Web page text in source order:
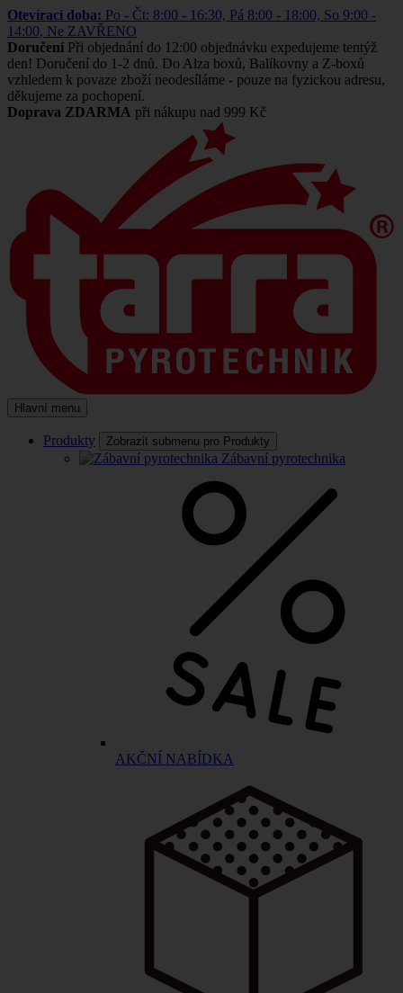
Otevírací doba: Po - Čt: 8:00 - 16:30, Pá 8:00 - 18:00, So 9:00 -
14:00, Ne ZAVŘENO
Doručení Při objednání do 12:00 objednávku expedujeme tentýž
den! Doručení do 1-2 dnů. Do Alza boxů, Balíkovny a Z-boxů
vzhledem k povaze zboží neodesíláme - pouze na fyzickou adresu,
děkujeme za pochopení.
Doprava ZDARMA při nákupu nad 999 Kč
Hlavní menu
Produkty Zobrazit submenu pro Produkty
Zábavní pyrotechnika
AKČNÍ NABÍDKA